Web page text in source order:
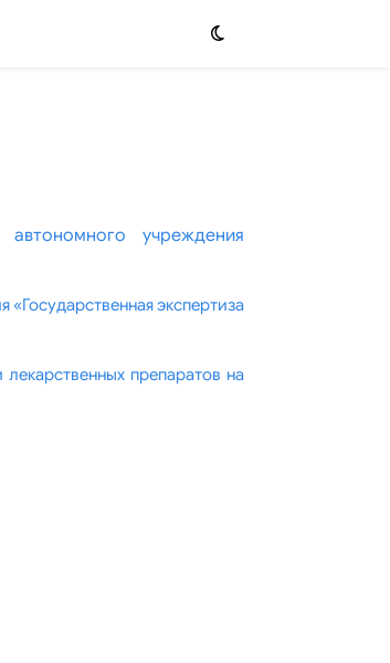
учреждения
«Государственная экспертиза
препаратов на